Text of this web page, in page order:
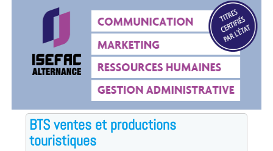
BTS ventes et productions
touristiques